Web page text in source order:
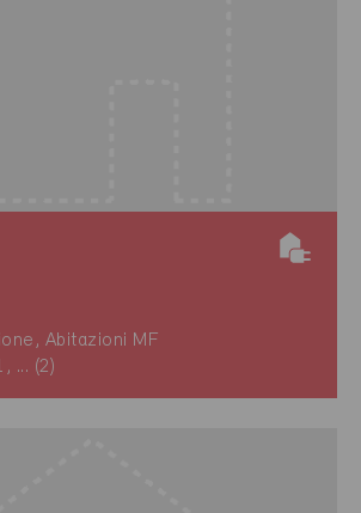
Abitazioni MF
... (2)